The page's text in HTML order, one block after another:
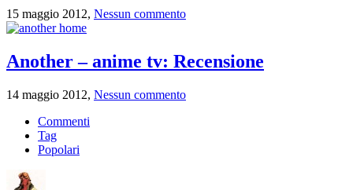
15 maggio 2012, Nessun commento
Another – anime tv: Recensione
14 maggio 2012, Nessun commento
Commenti
Tag
Popolari